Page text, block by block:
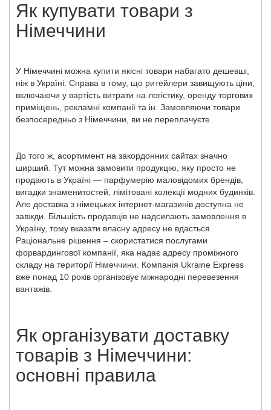
Як купувати товари з
Німеччини
У Німеччині можна купити якісні товари набагато дешевші,
ніж в Україні. Справа в тому, що ритейлери завищують ціни,
включаючи у вартість витрати на логістику, оренду торгових
приміщень, рекламні компанії та ін. Замовляючи товари
безпосередньо з Німеччини , ви не переплачуєте.
До того ж, асортимент на закордонних сайтах значно
ширший. Тут можна замовити продукцію, яку просто не
продають в Україні — парфумерію маловідомих брендів,
вигадки знаменитостей, лімітовані колекції модних будинків.
Але доставка з німецьких інтернет-магазинів доступна не
завжди. Більшість продавців не надсилають замовлення в
Україну, тому вказати власну адресу не вдасться.
Раціональне рішення – скористатися послугами
форвардингової компанії, яка надає адресу проміжного
складу на території Німеччини. Компанія Ukraine Express
вже понад 10 років організовує міжнародні перевезення
вантажів.
Як організувати доставку
товарів з Німеччини:
основні правила